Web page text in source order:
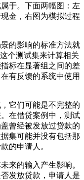
于。下面两幅图：左
金，右图为模拟过程
的影响的标准方法就
个测试集来计算相关
标在显著组之间的差
有反馈的系统中使用
它们可能是不完整的
在借贷案例中，测试
曾经被发放过贷款的
集可能并没有包括那
的申请人。
的输入产生影响。
发放贷款，申请人是